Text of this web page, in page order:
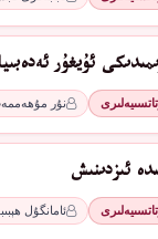
نۇر
ئىزدىنىش
ئامانگۇل